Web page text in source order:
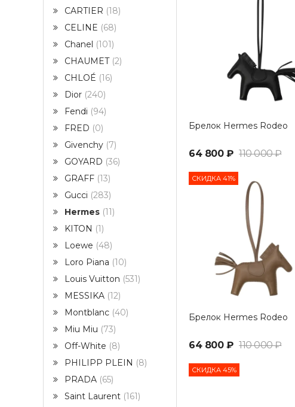
Брелок Hermes Rodeo
64 800 ₽ 110 000 ₽
СКИДКА 41%
Брелок Hermes Rodeo
64 800 ₽ 110 000 ₽
СКИДКА 45%
CARTIER 18
CELINE
68
Chanel 101
CHAUMET 2
CHLOÉ 16
Dior 240
Fendi
94
FRED
0
Givenchy 7
GOYARD 36
GRAFF 13
Gucci 283
Hermes 11
KITON
1
Loewe 48
Loro Piana 10
Louis Vuitton 531
MESSIKA 12
Montblanc 40
Miu Miu
73
Off-White
8
PHILIPP PLEIN
8
PRADA 65
Saint Laurent 161